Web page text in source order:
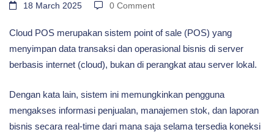
Cloud
Dibandingkan
POS
18 March 2025 0 Comment
Cloud POS merupakan sistem point of sale (POS) yang
menyimpan data transaksi dan operasional bisnis di server
berbasis internet (cloud), bukan di perangkat atau server lokal.
Dengan kata lain, sistem ini memungkinkan pengguna
mengakses informasi penjualan, manajemen stok, dan laporan
bisnis secara real-time dari mana saja selama tersedia koneksi